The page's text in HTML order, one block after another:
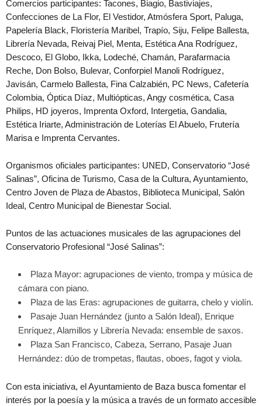
Comercios participantes: Tacones, Biagio, Bastiviajes,
Confecciones de La Flor, El Vestidor, Atmósfera Sport, Paluga,
Papelería Black, Floristería Maribel, Trapío, Siju, Felipe Ballesta,
Librería Nevada, Reivaj Piel, Menta, Estética Ana Rodríguez,
Descoco, El Globo, Ikka, Lodeché, Chamán, Parafarmacia
Reche, Don Bolso, Bulevar, Conforpiel Manoli Rodríguez,
Javisán, Carmelo Ballesta, Fina Calzabién, PC News, Cafetería
Colombia, Óptica Díaz, Multiópticas, Angy cosmética, Casa
Philips, HD joyeros, Imprenta Oxford, Intergetia, Gandalia,
Estética Iriarte, Administración de Loterías El Abuelo, Frutería
Marisa e Imprenta Cervantes.
Organismos oficiales participantes: UNED, Conservatorio “José
Salinas”, Oficina de Turismo, Casa de la Cultura, Ayuntamiento,
Centro Joven de Plaza de Abastos, Biblioteca Municipal, Salón
Ideal, Centro Municipal de Bienestar Social.
Puntos de las actuaciones musicales de las agrupaciones del
Conservatorio Profesional “José Salinas”:
Plaza Mayor: agrupaciones de viento, trompa y música de
cámara con piano.
Plaza de las Eras: agrupaciones de guitarra, chelo y violín.
Pasaje Juan Hernández (junto a Salón Ideal), Enrique
Enríquez, Alamillos y Librería Nevada: ensemble de saxos.
Plaza San Francisco, Cabeza, Serrano, Pasaje Juan
Hernández: dúo de trompetas, flautas, oboes, fagot y viola.
Con esta iniciativa, el Ayuntamiento de Baza busca fomentar el
interés por la poesía y la música a través de un formato accesible